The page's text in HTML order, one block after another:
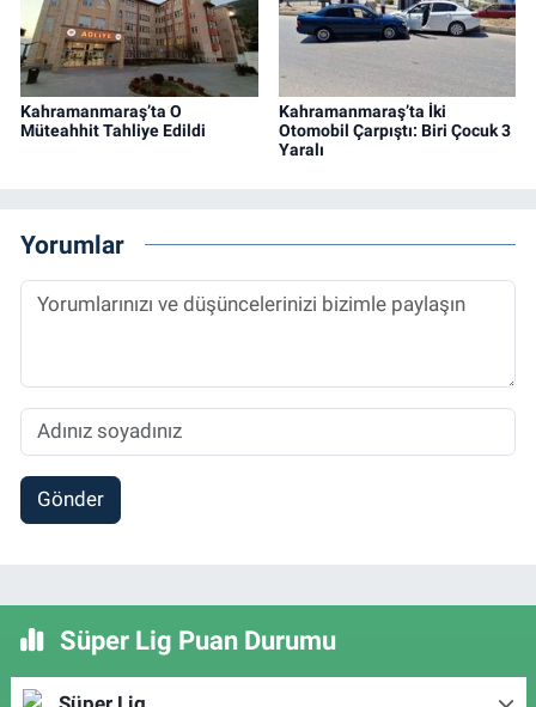
Kahramanmaraş’ta O
Müteahhit Tahliye Edildi
Kahramanmaraş’ta İki
Otomobil Çarpıştı: Biri Çocuk 3
Yaralı
Yorumlar
Gönder
Süper Lig Puan Durumu